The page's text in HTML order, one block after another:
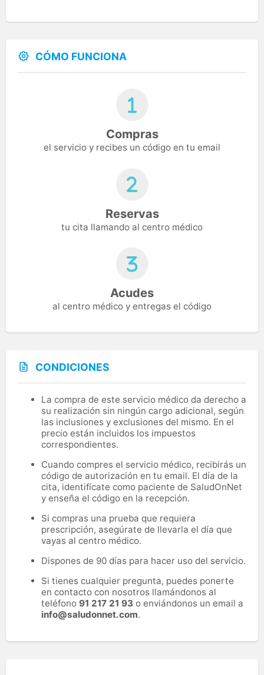
CÓMO FUNCIONA
Compras
el servicio y recibes un código en tu email
Reservas
tu cita llamando al centro médico
Acudes
al centro médico y entregas el código
CONDICIONES
La compra de este servicio médico da derecho a
su realización sin ningún cargo adicional, según
las inclusiones y exclusiones del mismo. En el
precio están incluidos los impuestos
correspondientes.
Cuando compres el servicio médico, recibirás un
código de autorización en tu email. El día de la
cita, identifícate como paciente de SaludOnNet
y enseña el código en la recepción.
Si compras una prueba que requiera
prescripción, asegúrate de llevarla el día que
vayas al centro médico.
Dispones de 90 días para hacer uso del servicio.
Si tienes cualquier pregunta, puedes ponerte
en contacto con nosotros llamándonos al
teléfono 91 217 21 93 o enviándonos un email a
info@saludonnet.com.